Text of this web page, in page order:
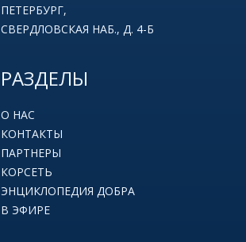
ПЕТЕРБУРГ,
СВЕРДЛОВСКАЯ НАБ., Д. 4-Б
РАЗДЕЛЫ
О НАС
КОНТАКТЫ
ПАРТНЕРЫ
КОРСЕТЬ
ЭНЦИКЛОПЕДИЯ ДОБРА
В ЭФИРЕ